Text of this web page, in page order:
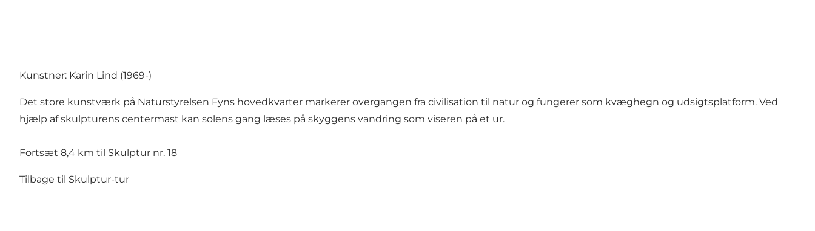
Kunstner: Karin Lind (1969-)
Det store kunstværk på Naturstyrelsen Fyns hovedkvarter markerer overgangen fra civilisation til natur og fungerer som kvæghegn og udsigtsplatform. Ved
hjælp af skulpturens centermast kan solens gang læses på skyggens vandring som viseren på et ur.
Fortsæt 8,4 km til Skulptur nr. 18
Tilbage til Skulptur-tur